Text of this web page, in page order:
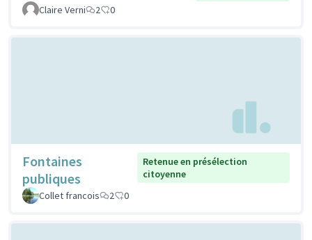
Claire Verni
2 0
Fontaines
publiques
Retenue en présélection
citoyenne
Collet francois
2 0